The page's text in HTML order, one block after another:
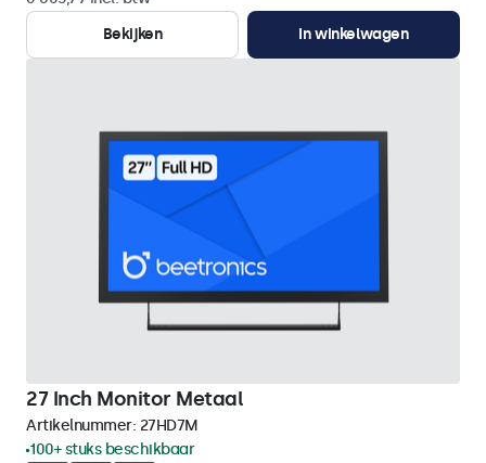
Bekijken
In winkelwagen
27 Inch Monitor Metaal
Artikelnummer: 27HD7M
100+ stuks beschikbaar